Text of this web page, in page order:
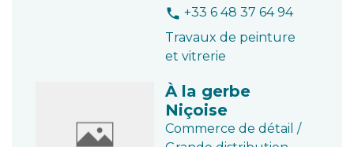
phone +33 6 48 37 64 94
Travaux de peinture
et vitrerie
À la gerbe
Niçoise
Commerce de détail /